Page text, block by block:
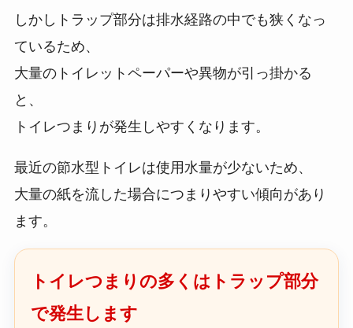
しかしトラップ部分は排水経路の中でも狭くなっ
ているため、
大量のトイレットペーパーや異物が引っ掛かる
と、
トイレつまりが発生しやすくなります。
最近の節水型トイレは使用水量が少ないため、
大量の紙を流した場合につまりやすい傾向があり
ます。
トイレつまりの多くはトラップ部分
で発生します